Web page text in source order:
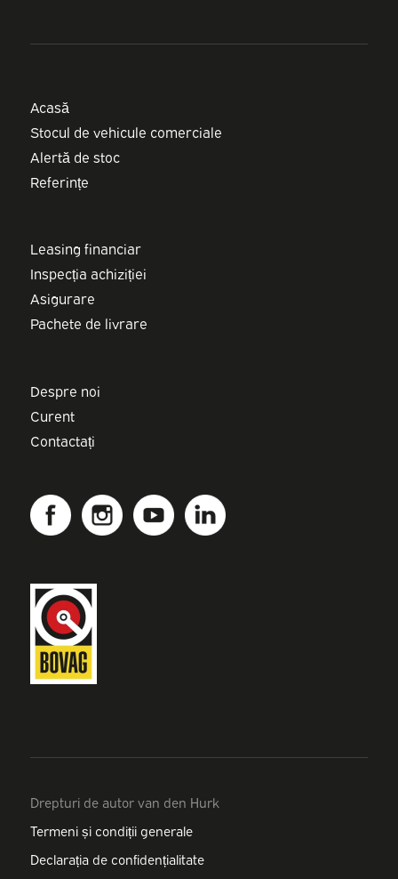
Acasă
Stocul de vehicule comerciale
Alertă de stoc
Referințe
Leasing financiar
Inspecția achiziției
Asigurare
Pachete de livrare
Despre noi
Curent
Contactați
Drepturi de autor van den Hurk
Termeni și condiții generale
Declarația de confidențialitate